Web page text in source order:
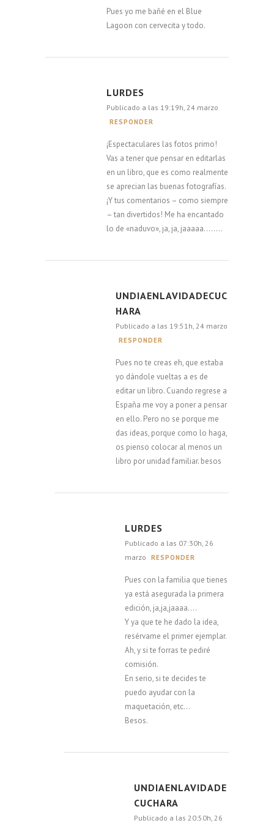
Pues yo me bañé en el Blue
Lagoon con cervecita y todo.
LURDES
Publicado a las 19:19h, 24 marzo
RESPONDER
¡Espectaculares las fotos primo!
Vas a tener que pensar en editarlas
en un libro, que es como realmente
se aprecian las buenas fotografías.
¡Y tus comentarios – como siempre
– tan divertidos! Me ha encantado
lo de «naduvo», ja, ja, jaaaaa……..
UNDIAENLAVIDADECUC
HARA
Publicado a las 19:51h, 24 marzo
RESPONDER
Pues no te creas eh, que estaba
yo dándole vueltas a es de
editar un libro. Cuando regrese a
España me voy a poner a pensar
en ello. Pero no se porque me
das ideas, porque como lo haga,
os pienso colocar al menos un
libro por unidad familiar. besos
LURDES
Publicado a las 07:30h, 26
marzo
RESPONDER
Pues con la familia que tienes
ya está asegurada la primera
edición, ja,ja,jaaaa….
Y ya que te he dado la idea,
resérvame el primer ejemplar.
Ah, y si te forras te pediré
comisión.
En serio, si te decides te
puedo ayudar con la
maquetación, etc…
Besos.
UNDIAENLAVIDADE
CUCHARA
Publicado a las 20:50h, 26